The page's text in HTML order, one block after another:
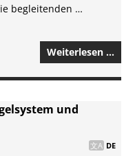
begleitenden …
Weiterlesen …
und
DE